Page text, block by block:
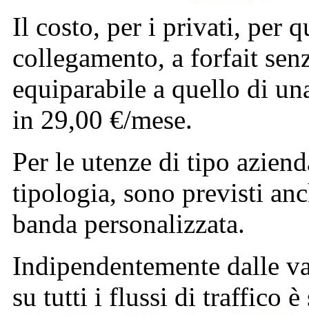
Il costo, per i privati, per
collegamento, a forfait
equiparabile a quello di
in 29,00 €/mese.
Per le utenze di tipo
tipologia, sono previsti
banda personalizzata.
Indipendentemente dalle
su tutti i flussi di traffico è